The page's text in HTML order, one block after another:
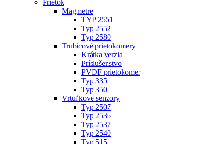
Prietok
Magmetre
TYP 2551
Typ 2552
Typ 2580
Trubicové prietokomery
Krátka verzia
Príslušenstvo
PVDF prietokomer
Typ 335
Typ 350
Vrtuľkové senzory
Typ 2507
Typ 2536
Typ 2537
Typ 2540
Typ 515